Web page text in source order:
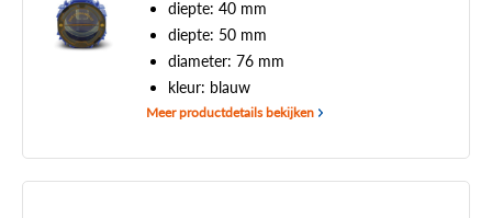
diepte: 40 mm
diepte: 50 mm
diameter: 76 mm
kleur: blauw
Meer productdetails bekijken